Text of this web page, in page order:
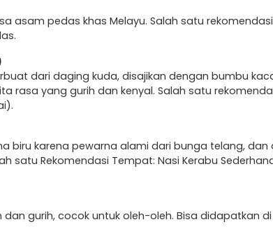
asam pedas khas Melayu. Salah satu
dari daging kuda, disajikan dengan bumbu
rasa yang gurih dan kenyal. Salah satu
biru karena pewarna alami dari bunga telang, dan
satu Rekomendasi Tempat: Nasi Kerabu
dan gurih, cocok untuk oleh-oleh. Bisa didapatkan